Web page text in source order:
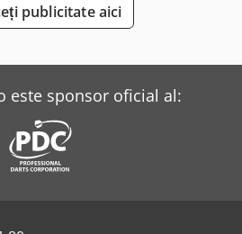
publicitate aici
este sponsor oficial al: